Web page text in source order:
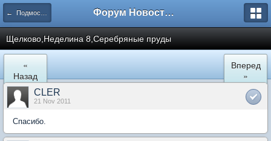
← Подмосковье Форум Новостройки
Щелково,Неделина 8,Серебряные пруды
«
Назад
Вперед
»
CLER
21 Nov 2011
Спасибо.